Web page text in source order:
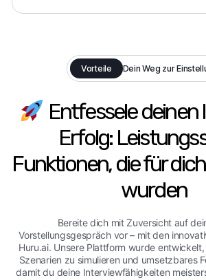
Vorteile Dein Weg zur
Entfessele
Erfolg:
Funktionen, die für
wurden
Bereite dich mit Zuversicht auf
Vorstellungsgespräch vor – mit den
Huru.ai. Unsere Plattform wurde
Szenarien zu simulieren und umsetzbares
damit du deine Interviewfähigkeiten